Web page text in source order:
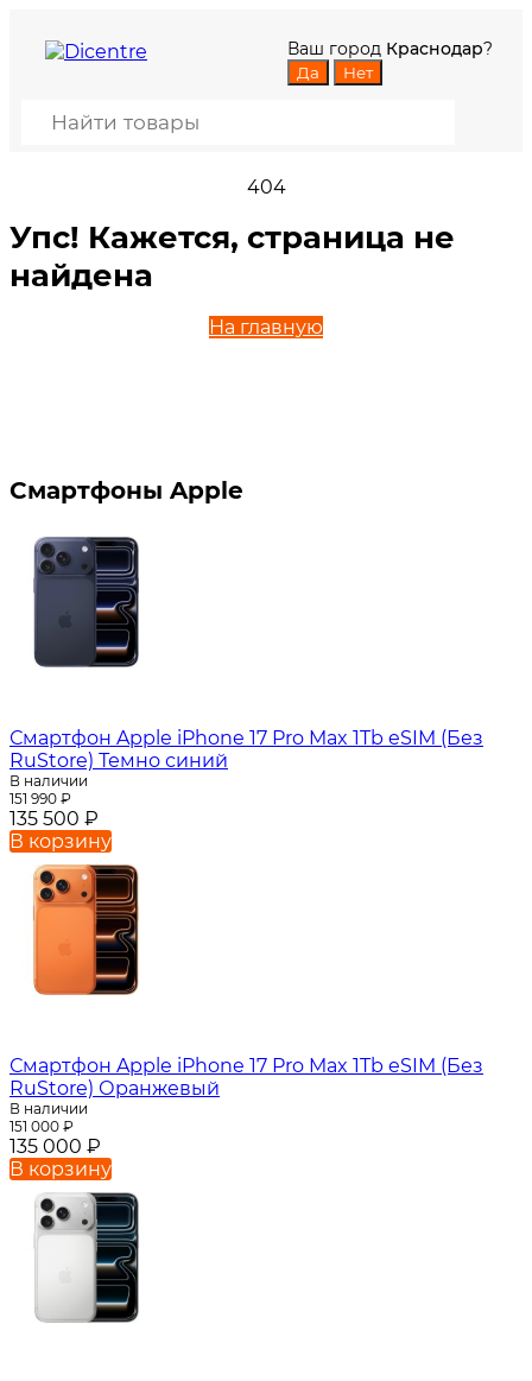
Ваш город Краснодар?
404
Упс! Кажется, страница не
найдена
На главную
Смартфоны Apple
Смартфон Apple iPhone 17 Pro Max 1Tb eSIM (Без
RuStore) Темно синий
В наличии
151 990 ₽
135 500 ₽
В корзину
Смартфон Apple iPhone 17 Pro Max 1Tb eSIM (Без
RuStore) Оранжевый
В наличии
151 000 ₽
135 000 ₽
В корзину